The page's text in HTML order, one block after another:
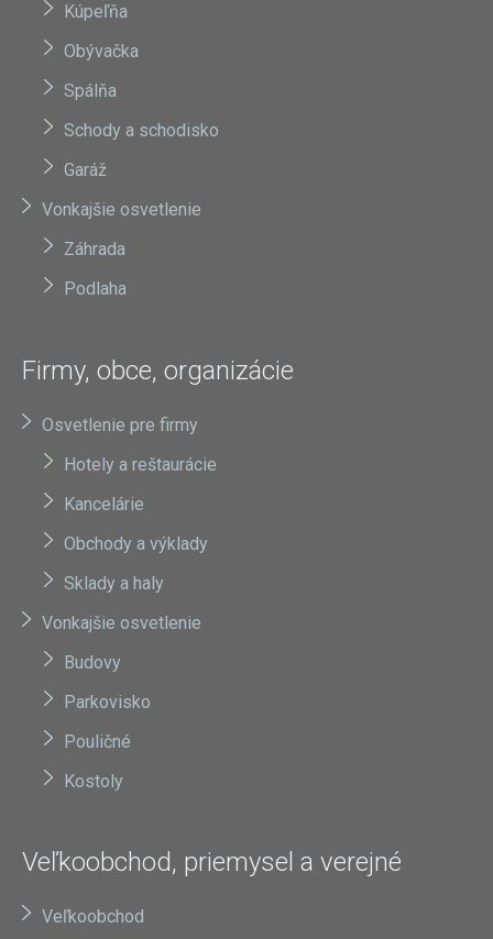
Kúpeľňa
Obývačka
Spálňa
Schody a schodisko
Garáž
Vonkajšie osvetlenie
Záhrada
Podlaha
Firmy, obce, organizácie
Osvetlenie pre firmy
Hotely a reštaurácie
Kancelárie
Obchody a výklady
Sklady a haly
Vonkajšie osvetlenie
Budovy
Parkovisko
Pouličné
Kostoly
Veľkoobchod, priemysel a verejné
Veľkoobchod